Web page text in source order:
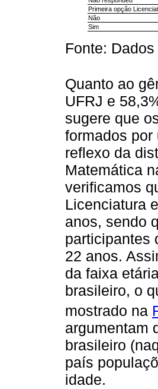
Primeira opção
Não
Sim
Fonte:
Quanto ao
UFRJ e
sugere que
formados por
reflexo da
Matemática
verificamos
Licenciatura
anos, sendo
participantes
22 anos.
da faixa
brasileiro, o
mostrado na
argumentam
brasileiro
país
idade.